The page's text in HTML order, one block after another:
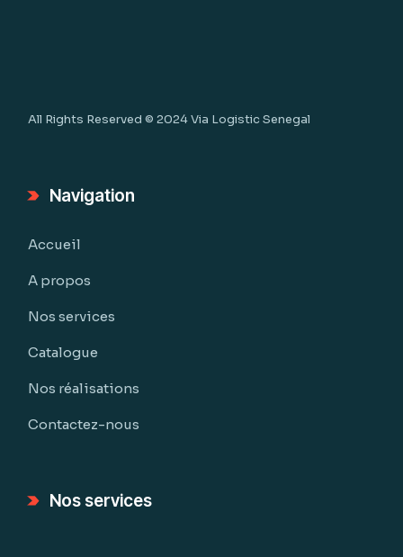
All Rights Reserved © 2024Via Logistic Senegal
Navigation
Accueil
A propos
Nos services
Catalogue
Nos réalisations
Contactez-nous
Nos services